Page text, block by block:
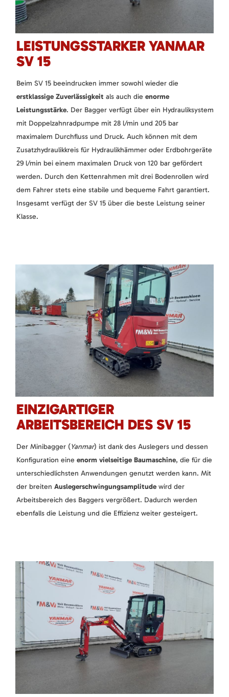
LEISTUNGSSTARKER YANMAR
SV 15
Beim SV 15 beeindrucken immer sowohl wieder die
erstklassige Zuverlässigkeit als auch die enorme
Leistungsstärke. Der Bagger verfügt über ein Hydrauliksystem
mit Doppelzahnradpumpe mit 28 l/min und 205 bar
maximalem Durchfluss und Druck. Auch können mit dem
Zusatzhydraulikkreis für Hydraulikhämmer oder Erdbohrgeräte
29 l/min bei einem maximalen Druck von 120 bar gefördert
werden. Durch den Kettenrahmen mit drei Bodenrollen wird
dem Fahrer stets eine stabile und bequeme Fahrt garantiert.
Insgesamt verfügt der SV 15 über die beste Leistung seiner
Klasse.
EINZIGARTIGER
ARBEITSBEREICH DES SV 15
Der Minibagger (Yanmar) ist dank des Auslegers und dessen
Konfiguration eine enorm vielseitige Baumaschine, die für die
unterschiedlichsten Anwendungen genutzt werden kann. Mit
der breiten Auslegerschwingungsamplitudewird der
Arbeitsbereich des Baggers vergrößert. Dadurch werden
ebenfalls die Leistung und die Effizienz weiter gesteigert.